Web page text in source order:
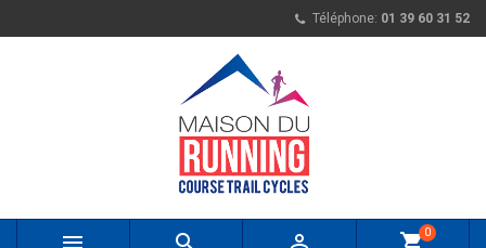
Téléphone: 01 39 60 31 52
   shopping_cart0